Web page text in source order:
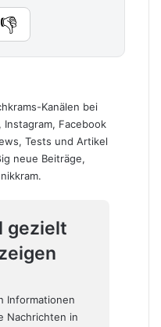
👎
Kanälen bei
, Instagram, Facebook
Tests und Artikel
neue Beiträge,
gezielt
Informationen
Nachrichten in